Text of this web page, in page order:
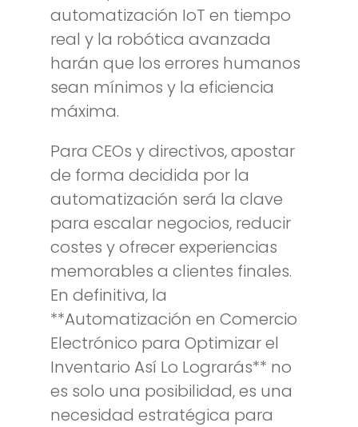
automatización IoT en tiempo
real y la robótica avanzada
harán que los errores humanos
sean mínimos y la eficiencia
máxima.
Para CEOs y directivos, apostar
de forma decidida por la
automatización será la clave
para escalar negocios, reducir
costes y ofrecer experiencias
memorables a clientes finales.
En definitiva, la
**Automatización en Comercio
Electrónico para Optimizar el
Inventario Así Lo Lograrás** no
es solo una posibilidad, es una
necesidad estratégica para